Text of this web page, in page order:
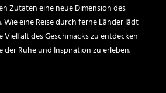
Zutaten eine neue Dimension des
Wie eine Reise durch ferne Länder lädt
Vielfalt des Geschmacks zu entdecken
der Ruhe und Inspiration zu erleben.